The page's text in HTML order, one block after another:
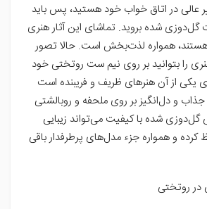
عالی در اتاق خواب خود هستید، پس باید
شده بروید. تماشای این آثار هنری
همواره لذت‌بخش است. حالا تصور
را بتوانید بر روی نیم ست روتختی خود
یکی از آن هنرهای ظریف و فریبنده است
و دل‌انگیز بر روی ملحفه و روبالشتی
شده با کیفیت می‌تواند زیبایی
کرده و همواره جزء مدل‌های پرطرفدار باقی
روتختی